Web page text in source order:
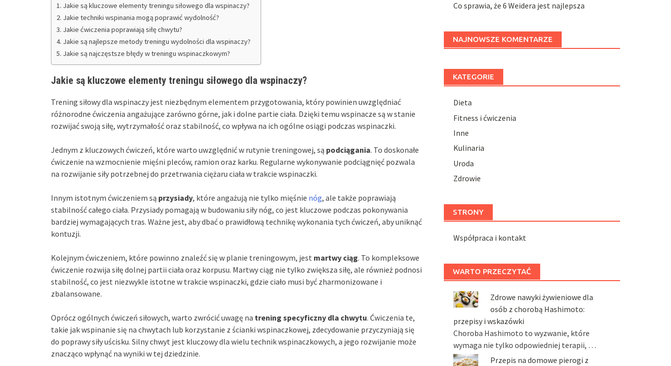
Jakie są kluczowe elementy treningu siłowego dla wspinaczy?
Jakie techniki wspinania mogą poprawić wydolność?
Jakie ćwiczenia poprawiają siłę chwytu?
Jakie są najlepsze metody treningu wydolności dla wspinaczy?
Jakie są najczęstsze błędy w treningu wspinaczkowym?
Jakie są kluczowe elementy treningu siłowego dla wspinaczy?
Trening siłowy dla wspinaczy jest niezbędnym elementem przygotowania, który powinien uwzględniać
różnorodne ćwiczenia angażujące zarówno górne, jak i dolne partie ciała. Dzięki temu wspinacze są w stanie
rozwijać swoją siłę, wytrzymałość oraz stabilność, co wpływa na ich ogólne osiągi podczas wspinaczki.
Jednym z kluczowych ćwiczeń, które warto uwzględnić w rutynie treningowej, są podciągania. To doskonałe
ćwiczenie na wzmocnienie mięśni pleców, ramion oraz karku. Regularne wykonywanie podciągnięć pozwala
na rozwijanie siły potrzebnej do przetrwania ciężaru ciała w trakcie wspinaczki.
Innym istotnym ćwiczeniem są przysiady, które angażują nie tylko mięśnie nóg, ale także poprawiają
stabilność całego ciała. Przysiady pomagają w budowaniu siły nóg, co jest kluczowe podczas pokonywania
bardziej wymagających tras. Ważne jest, aby dbać o prawidłową technikę wykonania tych ćwiczeń, aby uniknąć
kontuzji.
Kolejnym ćwiczeniem, które powinno znaleźć się w planie treningowym, jest martwy ciąg. To kompleksowe
ćwiczenie rozwija siłę dolnej partii ciała oraz korpusu. Martwy ciąg nie tylko zwiększa siłę, ale również podnosi
stabilność, co jest niezwykle istotne w trakcie wspinaczki, gdzie ciało musi być zharmonizowane i
zbalansowane.
Oprócz ogólnych ćwiczeń siłowych, warto zwrócić uwagę na trening specyficzny dla chwytu. Ćwiczenia te,
takie jak wspinanie się na chwytach lub korzystanie z ścianki wspinaczkowej, zdecydowanie przyczyniają się
do poprawy siły uścisku. Silny chwyt jest kluczowy dla wielu technik wspinaczkowych, a jego rozwijanie może
znacząco wpłynąć na wyniki w tej dziedzinie.
Co sprawia, że 6 Weidera jest najlepsza
NAJNOWSZE KOMENTARZE
KATEGORIE
Dieta
Fitness i ćwiczenia
Inne
Kulinaria
Uroda
Zdrowie
STRONY
Współpraca i kontakt
WARTO PRZECZYTAĆ
Zdrowe nawyki żywieniowe dla
osób z chorobą Hashimoto:
przepisy i wskazówki
Choroba Hashimoto to wyzwanie, które
wymaga nie tylko odpowiedniej terapii, …
Przepis na domowe pierogi z